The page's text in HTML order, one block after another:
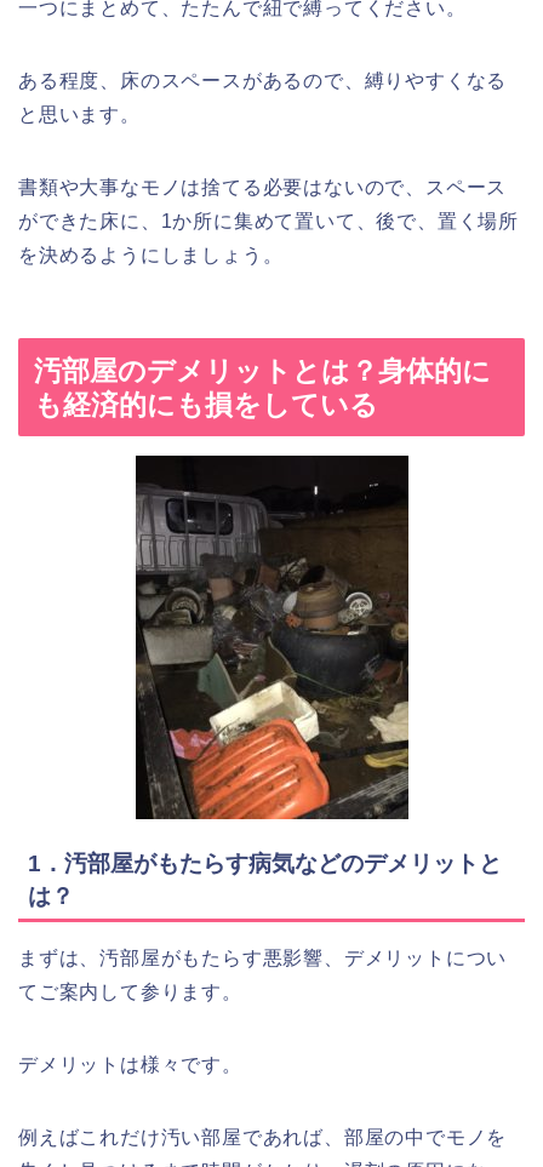
一つにまとめて、たたんで紐で縛ってください。
ある程度、床のスペースがあるので、縛りやすくなる
と思います。
書類や大事なモノは捨てる必要はないので、スペース
ができた床に、1か所に集めて置いて、後で、置く場所
を決めるようにしましょう。
汚部屋のデメリットとは？身体的に
も経済的にも損をしている
1．汚部屋がもたらす病気などのデメリットと
は？
まずは、汚部屋がもたらす悪影響、デメリットについ
てご案内して参ります。
デメリットは様々です。
例えばこれだけ汚い部屋であれば、部屋の中でモノを